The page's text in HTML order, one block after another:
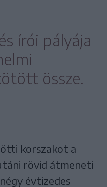
írói pályája
össze.
korszakot a
rövid átmeneti
évtizedes